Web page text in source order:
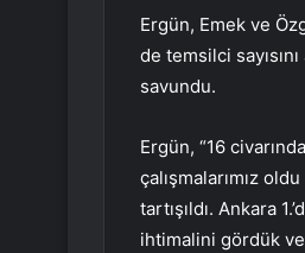
Ergün, Emek ve
de temsilci
savundu.
Ergün, “16
çalışmalarımız
tartışıldı. Ankara
ihtimalini gördük